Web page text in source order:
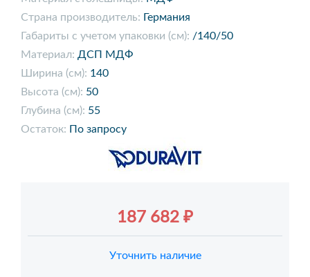
Страна производитель: Германия
Габариты с учетом упаковки (см): /140/50
Материал: ДСП МДФ
Ширина (см): 140
Высота (см): 50
Глубина (см): 55
Остаток: По запросу
187 682 ₽
Уточнить наличие